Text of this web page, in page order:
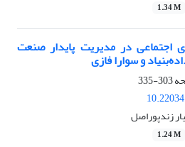
1.34 M
اجتماعی در مدیریت پایدار صنعت
و سوارا فازی
303-335
زندپوراصل
1.24 M